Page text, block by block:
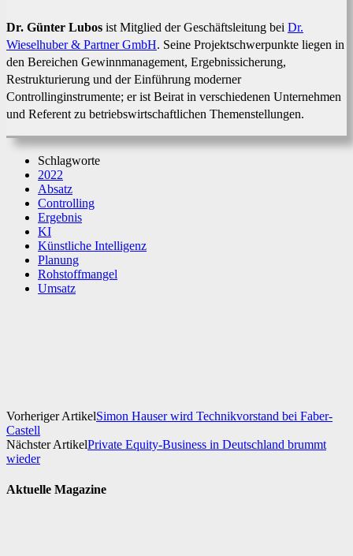
Dr. Günter Lubos ist Mitglied der Geschäftsleitung bei Dr.
Wieselhuber & Partner GmbH. Seine Projektschwerpunkte liegen in
den Bereichen Gewinnmanagement, Ergebnissicherung,
Restrukturierung und der Einführung moderner
Controllinginstrumente; er ist Beirat in verschiedenen Unternehmen
und Referent zu betriebswirtschaftlichen Themenstellungen.
Schlagworte
2022
Absatz
Controlling
Ergebnis
KI
Künstliche Intelligenz
Planung
Rohstoffmangel
Umsatz
Vorheriger ArtikelSimon Hauser wird Technikvorstand bei Faber-
Castell
Nächster ArtikelPrivate Equity-Business in Deutschland brummt
wieder
Aktuelle Magazine